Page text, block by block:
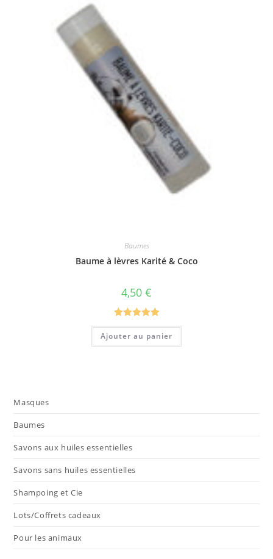
Baumes
Baume à lèvres Karité & Coco
4,50 €
Note5.00
sur 5
Ajouter au panier
Masques
Baumes
Savons aux huiles essentielles
Savons sans huiles essentielles
Shampoing et Cie
Lots/Coffrets cadeaux
Pour les animaux